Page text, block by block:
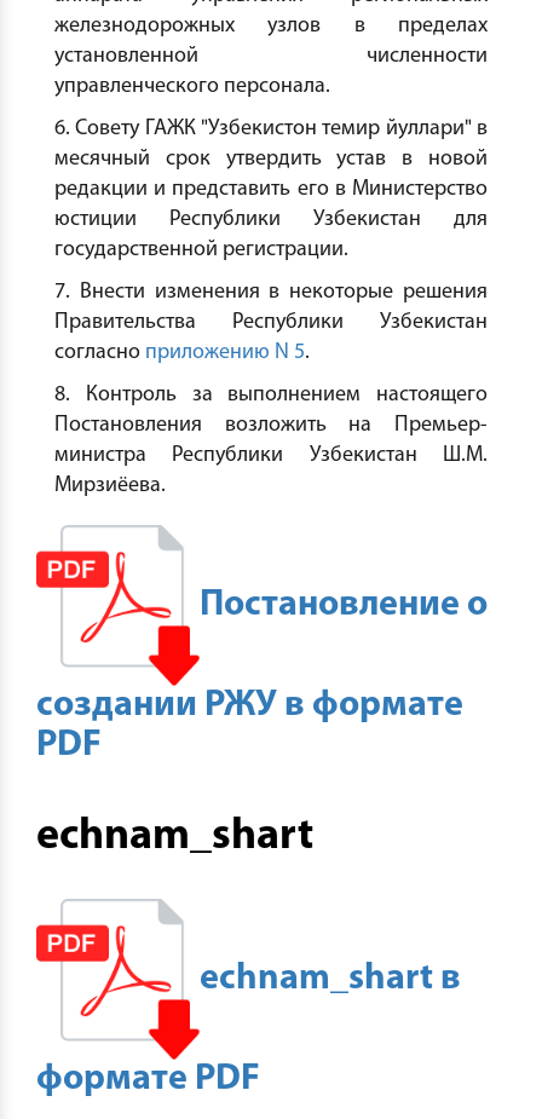
железнодорожных узлов в пределах
установленной численности
управленческого персонала.
6. Совету ГАЖК "Узбекистон темир йуллари" в
месячный срок утвердить устав в новой
редакции и представить его в Министерство
юстиции Республики Узбекистан для
государственной регистрации.
7. Внести изменения в некоторые решения
Правительства Республики Узбекистан
согласно приложению N 5.
8. Контроль за выполнением настоящего
Постановления возложить на Премьер-
министра Республики Узбекистан Ш.М.
Мирзиёева.
Постановление о
создании РЖУ в формате
PDF
echnam_shart
echnam_shart в
формате PDF